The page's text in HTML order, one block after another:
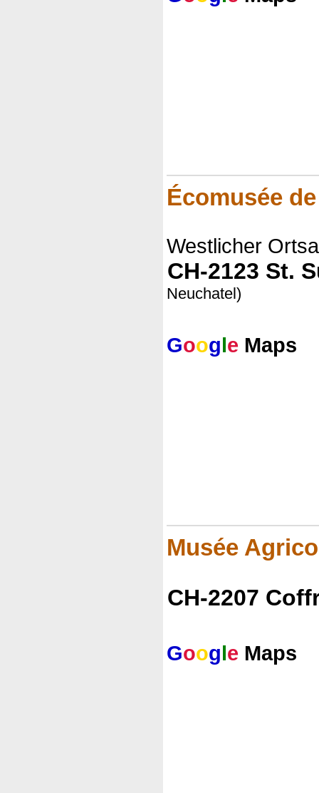
Écomusée
Westlicher
CH-2123 St.
Neuchatel)
Google Maps
Musée
CH-2207
Google Maps